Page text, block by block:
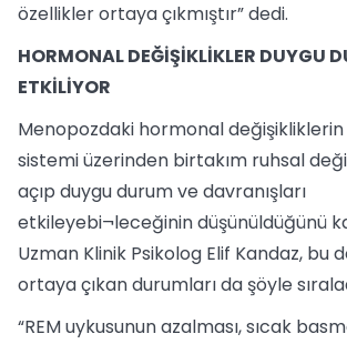
özellikler ortaya çıkmıştır” dedi.
HORMONAL DEĞİŞİKLİKLER DUYGU
ETKİLİYOR
Menopozdaki hormonal
sistemi üzerinden birtakım ruhsal
açıp duygu durum ve davranışları
etkileyebi¬leceğinin düşünüldüğünü
Uzman Klinik Psikolog Elif Kandaz, bu
ortaya çıkan durumları da şöyle
“REM uykusunun azalması, sıcak